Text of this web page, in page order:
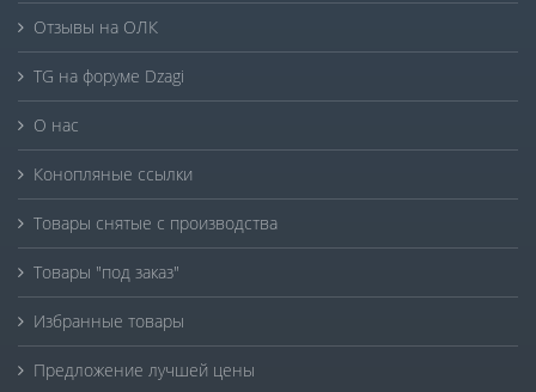
Отзывы на ОЛК
TG на форуме Dzagi
О нас
Конопляные ссылки
Товары снятые с производства
Товары "под заказ"
Избранные товары
Предложение лучшей цены